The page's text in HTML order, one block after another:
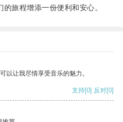
旅程增添一份便利和安心。
以让我尽情享受音乐的魅力。
支持[0] 反对[0]